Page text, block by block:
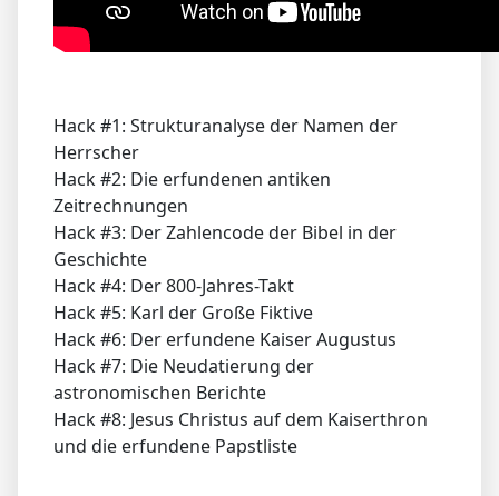
Hack #1: Strukturanalyse der Namen der
Herrscher
Hack #2: Die erfundenen antiken
Zeitrechnungen
Hack #3: Der Zahlencode der Bibel in der
Geschichte
Hack #4: Der 800-Jahres-Takt
Hack #5: Karl der Große Fiktive
Hack #6: Der erfundene Kaiser Augustus
Hack #7: Die Neudatierung der
astronomischen Berichte
Hack #8: Jesus Christus auf dem Kaiserthron
und die erfundene Papstliste